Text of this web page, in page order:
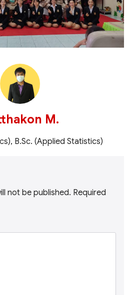
M.
B.Sc. (Applied Statistics)
not be published. Required